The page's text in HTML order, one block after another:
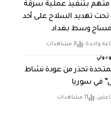
متهم بتنفيذ عملية سرقة
تحت تهديد السلاح على أحد
وسط بغداد
واحدة 8 مشاهدات
تحذر من عودة نشاط
في سوريا
11 مشاهدات